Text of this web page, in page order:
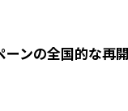
ンの全国的な再